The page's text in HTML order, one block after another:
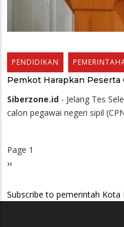
PENDIDIKAN
Pemkot Harapkan Peserta
Siberzone.id - Jelang Tes
calon pegawai negeri sipil
Pagination
Page 1
Next
››
Subscribe to pemerintah Kota